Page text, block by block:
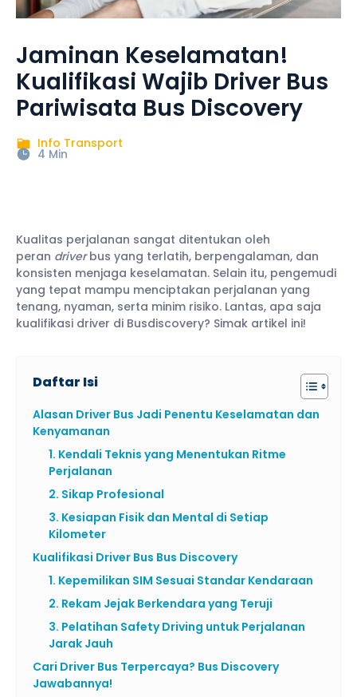
Jaminan Keselamatan!
Kualifikasi Wajib Driver Bus
Pariwisata Bus Discovery
Info Transport
4 Min
Kualitas perjalanan sangat ditentukan oleh
peran driverbus yang terlatih, berpengalaman, dan
konsisten menjaga keselamatan. Selain itu, pengemudi
yang tepat mampu menciptakan perjalanan yang
tenang, nyaman, serta minim risiko. Lantas, apa saja
kualifikasi driver di Busdiscovery? Simak artikel ini!
Daftar Isi
Alasan Driver Bus Jadi Penentu Keselamatan dan
Kenyamanan
1. Kendali Teknis yang Menentukan Ritme
Perjalanan
2. Sikap Profesional
3. Kesiapan Fisik dan Mental di Setiap
Kilometer
Kualifikasi Driver Bus Bus Discovery
1. Kepemilikan SIM Sesuai Standar Kendaraan
2. Rekam Jejak Berkendara yang Teruji
3. Pelatihan Safety Driving untuk Perjalanan
Jarak Jauh
Cari Driver Bus Terpercaya? Bus Discovery
Jawabannya!